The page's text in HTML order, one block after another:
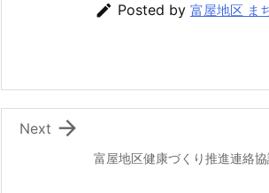
 Posted by 富屋地区 ま
富屋地区健康づくり推進連絡

Next